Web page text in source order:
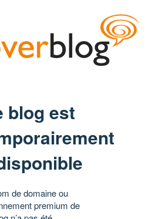
blog est
de domaine ou
premium de